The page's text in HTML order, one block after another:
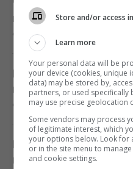
Гороскоп на 10
сміливіше, Тельцям
17:00 неділя, 09 серпня 2026
Ескалація
росту жертв серед
України, – CNN
16:56 неділя, 09 серпня 2026
Чорна пліснява між
позбутися її без
9 серпня 2026, 17:52
Шалена спека ще не
кінець літа та
9 серпня 2026, 17:37
В одній з областей
населення: в’їзд із
Store and/or access
Learn more
Your personal data will be
your device (cookies, unique
data) may be stored by,
partners, or used specifically
may use precise geolocation
Some vendors may process
of legitimate interest, which
your options below. Look for
or in the site menu to
and cookie settings.